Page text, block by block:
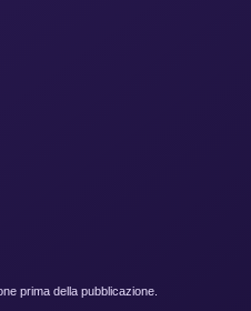
prima della pubblicazione.